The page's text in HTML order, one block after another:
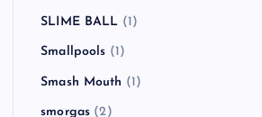
SLIME BALL (1)
Smallpools (1)
Smash Mouth (1)
smorgas (2)